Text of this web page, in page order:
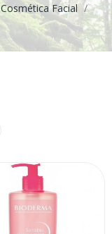
Cosmética Facial